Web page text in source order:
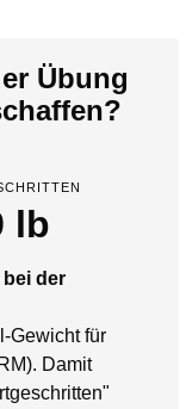
Übung
lb
der
Gewicht für
Damit